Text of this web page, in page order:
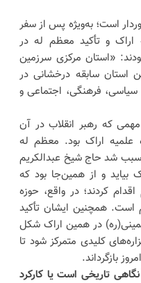
است؛ به‌ویژه پس از سفر
معظم رهبری در سال 79 به اراک و تأکید معظم له در
«استان مرکزی سرزمین
استان سابقه درخشانی در
فرهنگی، اجتماعی و
مهمی که رهبر انقلاب در آن
علمیه اراک بود. معظم له
شد حاج شیخ عبدالکریم
بیاید و از همین‌جا بود که
کردند؛ در واقع، حوزه
است. همچنین ایشان تأکید
در همین اراک شکل
کلیدی متمرکز شود تا
بازگرداند.
تاریخی است یا کارکرد